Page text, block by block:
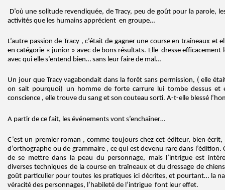
D’où une solitude revendiquée, de Tracy, peu de goût pour la parole,
activités que les humains apprécient en groupe…
L’autre passion de Tracy , c’était de gagner une course en traîneaux et
en catégorie « junior » avec de bons résultats. Elle dresse efficacement
avec qui elle s’entend bien… sans leur faire de mal…
Un jour que Tracy vagabondait dans la forêt sans permission, ( elle
on sait pourquoi) un homme de forte carrure lui tombe dessus et
conscience , elle trouve du sang et son couteau sorti. A-t-elle blessé
A partir de ce fait, les événements vont s’enchaîner…
C’est un premier roman , comme toujours chez cet éditeur, bien
d’orthographe ou de grammaire , ce qui est devenu rare dans l’édition.
de se mettre dans la peau du personnage, mais l’intrigue est
diverses techniques de la course en traîneaux et du dressage de
goût particulier pour toutes les pratiques ici décrites, et pourtant… la
véracité des personnages, l’habileté de l’intrigue font leur effet.